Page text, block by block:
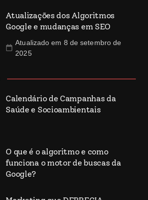
Atualizações dos Algoritmos
Google e mudanças em SEO
Atualizado em 8 de setembro de
2025
Calendário de Campanhas da
Saúde e Socioambientais
O que é o algoritmo e como
funciona o motor de buscas da
Google?